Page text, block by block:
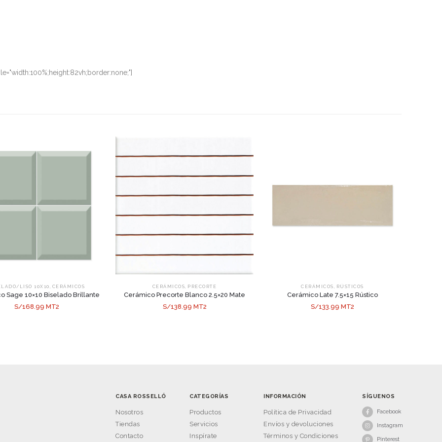
LISO 10X10 , CERÁMICOS
Sage 10×10 Biselado Brillante
S/168.99 MT2
CERÁMICOS, PRECORTE
Cerámico Precorte Blanco 2.5×20 Mate
S/138.99 MT2
CERÁMICOS , RÚSTICOS
Cerámico Late 7.5×15 Rústico
S/133.99 MT2
CASA ROSSELLÓ
Nosotros
Tiendas
Contacto
CATEGORÍAS
Productos
Servicios
Inspírate
INFORMACIÓN
Política de Privacidad
Envíos y devoluciones
Términos y Condiciones
SÍGUENOS
Facebook
Instagram
Pinterest